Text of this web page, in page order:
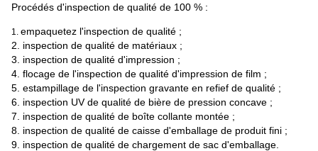
Procédés d'inspection de qualité de 100 % :
1. empaquetez l'inspection de qualité ;
2. inspection de qualité de matériaux ;
3. inspection de qualité d'impression ;
4. flocage de l'inspection de qualité d'impression de film ;
5. estampillage de l'inspection gravante en refief de qualité ;
6. inspection UV de qualité de bière de pression concave ;
7. inspection de qualité de boîte collante montée ;
8. inspection de qualité de caisse d'emballage de produit fini ;
9. inspection de qualité de chargement de sac d'emballage.